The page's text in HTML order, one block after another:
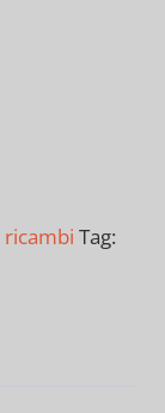
ricambi Tag: